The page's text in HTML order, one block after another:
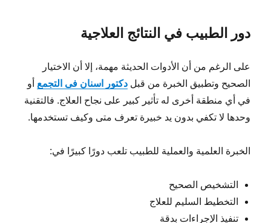
دور الطبيب في النتائج العلاجية
على الرغم من أن الأدوات الحديثة مهمة، إلا أن الاختيار
الصحيح وتطبيق الخبرة من قبلدكتور اسنان فى التجمع أو
في أي منطقة أخرى له تأثير كبير على نجاح العلاج. فالتقنية
وحدها لا تكفي بدون يد خبيرة تعرف متى وكيف تستخدمها.
الخبرة العلمية والعملية للطبيب تلعب دورًا كبيرًا في:
التشخيص الصحيح
التخطيط السليم للعلاج
تنفيذ الإجراءات بدقة